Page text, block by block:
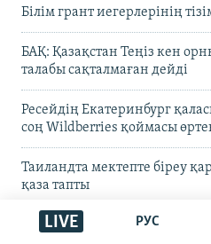
РУС
LIVE
Білім грант иегерлерінің
БАҚ: Қазақстан Теңіз кен
талабы сақталмаған дейді
Ресейдің Екатеринбург
соң Wildberries қоймасы
Таиландта мектепте біреу
қаза тапты
Прокуратура журналист